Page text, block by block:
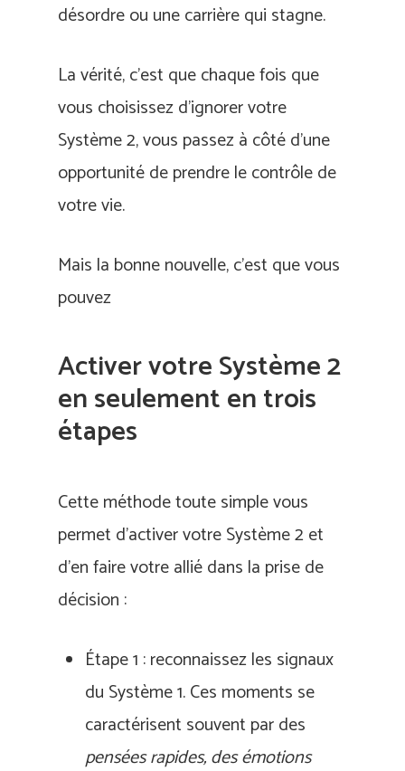
désordre ou une carrière qui stagne.
La vérité, c’est que chaque fois que
vous choisissez d’ignorer votre
Système 2, vous passez à côté d’une
opportunité de prendre le contrôle de
votre vie.
Mais la bonne nouvelle, c’est que vous
pouvez
Activer votre Système 2
en seulement en trois
étapes
Cette méthode toute simple vous
permet d’activer votre Système 2 et
d’en faire votre allié dans la prise de
décision :
Étape 1 : reconnaissez les signaux
du Système 1. Ces moments se
caractérisent souvent par des
pensées rapides, des émotions